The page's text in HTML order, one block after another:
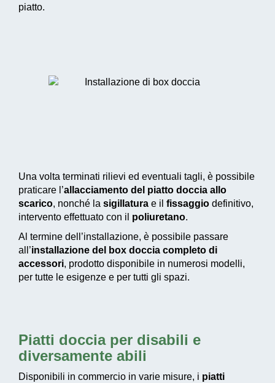
piatto.
Una volta terminati rilievi ed eventuali tagli, è possibile
praticare l’allacciamento del piatto doccia allo
scarico, nonché la sigillatura e il fissaggio definitivo,
intervento effettuato con il poliuretano.
Al termine dell’installazione, è possibile passare
all’installazione del box doccia completo di
accessori, prodotto disponibile in numerosi modelli,
per tutte le esigenze e per tutti gli spazi.
Piatti doccia per disabili e
diversamente abili
Disponibili in commercio in varie misure, i piatti